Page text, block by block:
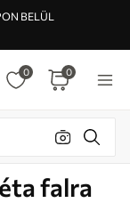
BELÜL
0 0
falra